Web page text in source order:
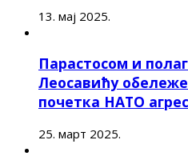
13. мај 2025.
Парастосом и
Леосавићу
почетка НАТО
25. март 2025.